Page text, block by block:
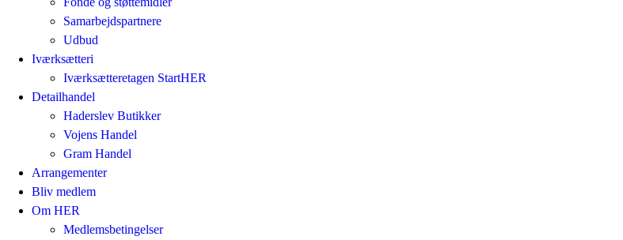
Samarbejdspartnere
Udbud
Iværksætteri
Iværksætteretagen StartHER
Detailhandel
Haderslev Butikker
Vojens Handel
Gram Handel
Arrangementer
Bliv medlem
Om HER
Medlemsbetingelser